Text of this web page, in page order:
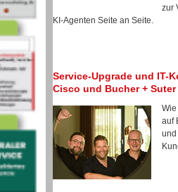
zur
KI-Agenten Seite an Seite.
Service-Upgrade und IT-
Cisco und Bucher + Suter
auf
und